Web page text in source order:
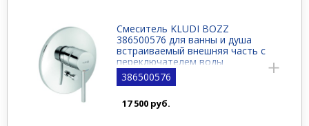
Смеситель KLUDI BOZZ
386500576 для ванны и душа
встраиваемый внешняя часть с
переключателем воды
386500576
17 500 руб.